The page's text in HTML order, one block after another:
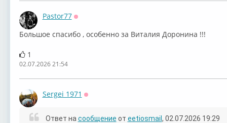
Pastor77
Большое спасибо , особенно за Виталия Доронина !!!
1
02.07.2026 21:54
Sergei 1971
Ответ на сообщение от eetiosmail , 02.07.2026 19:29